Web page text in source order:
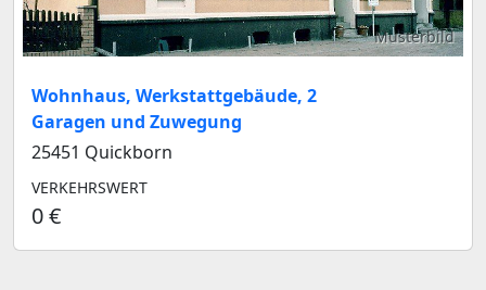
Musterbild
Wohnhaus, Werkstattgebäude, 2
Garagen und Zuwegung
25451 Quickborn
VERKEHRSWERT
0 €